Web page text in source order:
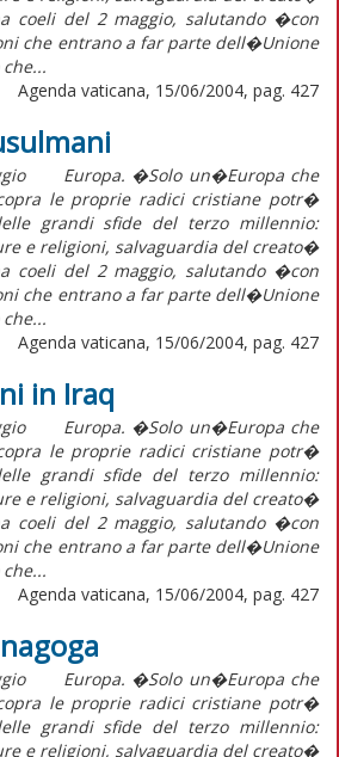
coeli del 2 maggio, salutando �con
che entrano a far parte dell�Unione
Agenda vaticana, 15/06/2004, pag. 427
Europa. �Solo un�Europa che
le proprie radici cristiane potr�
grandi sfide del terzo millennio:
e religioni, salvaguardia del creato�
coeli del 2 maggio, salutando �con
che entrano a far parte dell�Unione
Agenda vaticana, 15/06/2004, pag. 427
in Iraq
Europa. �Solo un�Europa che
le proprie radici cristiane potr�
grandi sfide del terzo millennio:
e religioni, salvaguardia del creato�
coeli del 2 maggio, salutando �con
che entrano a far parte dell�Unione
Agenda vaticana, 15/06/2004, pag. 427
Europa. �Solo un�Europa che
le proprie radici cristiane potr�
grandi sfide del terzo millennio:
e religioni, salvaguardia del creato�